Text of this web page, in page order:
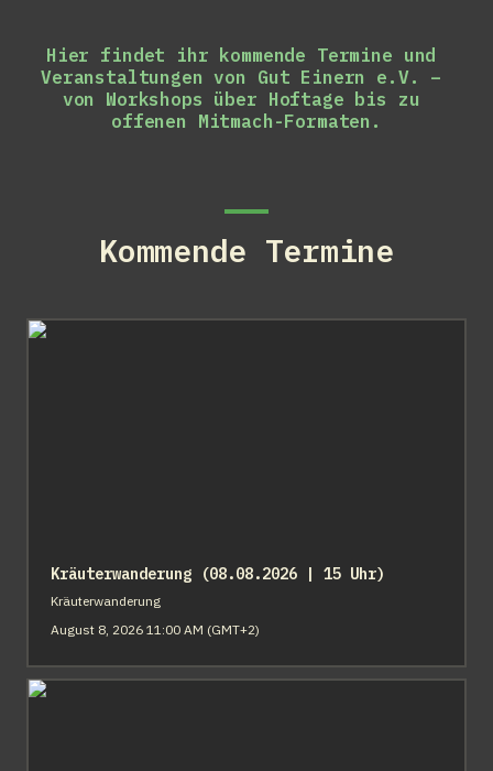
Hier findet ihr kommende Termine und
Veranstaltungen von Gut Einern e.V. –
von Workshops über Hoftage bis zu
offenen Mitmach-Formaten.
Kommende Termine
Kräuterwanderung (08.08.2026 | 15 Uhr)
Kräuterwanderung (08.08.2026 | 15 Uhr)
Kräuterwanderung
August 8, 2026 11:00 AM (GMT+2)
English Conversation Club (17.08.2026 | 19 Uhr)